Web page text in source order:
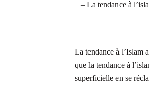
– La tendance à
La tendance à l’Islam
que la tendance à
superficielle en se